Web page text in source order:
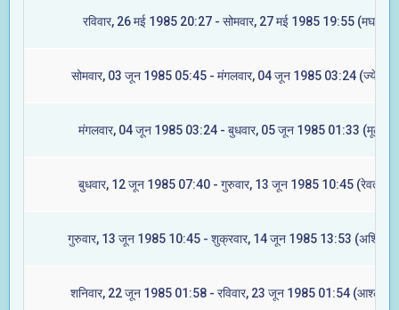
रविवार, 26 मई 1985 20:27 - सोमवार, 27 मई 1985 19:55 (मघा)
सोमवार, 03 जून 1985 05:45 - मंगलवार, 04 जून 1985 03:24 (ज्येष्टा)
मंगलवार, 04 जून 1985 03:24 - बुधवार, 05 जून 1985 01:33 (मूल)
बुधवार, 12 जून 1985 07:40 - गुरुवार, 13 जून 1985 10:45 (रेवती)
गुरुवार, 13 जून 1985 10:45 - शुक्रवार, 14 जून 1985 13:53 (अश्विनी)
शनिवार, 22 जून 1985 01:58 - रविवार, 23 जून 1985 01:54 (आश्लेषा)